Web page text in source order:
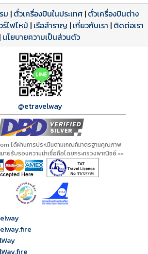
ดาวน์โหลด PDF
เปิดหน้าเต็ม
เปิดหน้าเต็ม
ม | ตั๋วเครื่องบินในประเทศ| ตั๋วเครื่องบินต่าง
ร์ไฟไหม้ | เรือสำราญ | เกี่ยวกับเรา | ติดต่อเรา
| นโยบายความเป็นส่วนตัว
@etravelway
ได้ผ่านการประเมินตามเกณฑ์มาตรฐานคุณภาพ
ายรับรองความน่าเชื่อถือโดยกระทรวงพาณิชย์ ==